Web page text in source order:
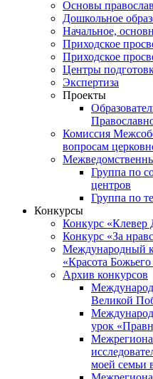
Основы
Дошкольное
Начальное,
Приходское
Приходское
Центры
Экспертиза
Проекты
Комиссия
вопросам
Группа по
центров
Группа по
Конкурсы
Конкурс
Конкурс «За
Международный
«Красота
Архив конкурсов
Великой
урок
моей семьи